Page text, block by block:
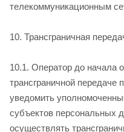
телекоммуникационным
10. Трансграничная
10.1. Оператор до начала
трансграничной
уведомить
субъектов персональных
осуществлять